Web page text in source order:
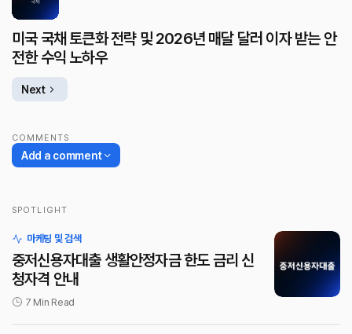
미국 국채 토큰화 전략 및 2026년 매달 달러 이자 받는 안
전한 수익 노하우
Next
COMMENTS
Add a comment
SPOTLIGHT
마케팅 및 검색
중저신용자대출 생활안정자금 한도 금리 신
청자격 안내
7 Min Read